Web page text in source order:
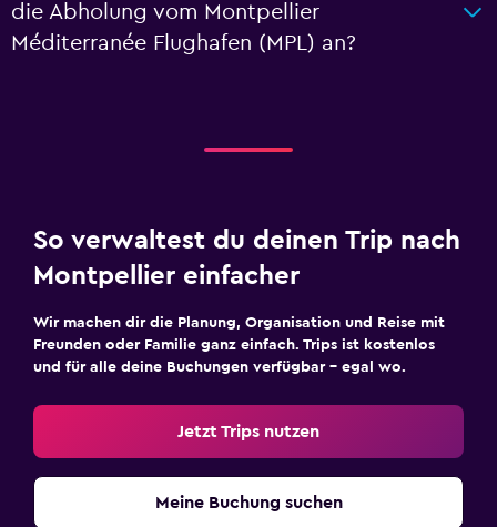
die Abholung vom Montpellier
Méditerranée Flughafen (MPL) an?
So verwaltest du deinen Trip nach
Montpellier einfacher
Wir machen dir die Planung, Organisation und Reise mit
Freunden oder Familie ganz einfach. Trips ist kostenlos
und für alle deine Buchungen verfügbar – egal wo.
Jetzt Trips nutzen
Meine Buchung suchen